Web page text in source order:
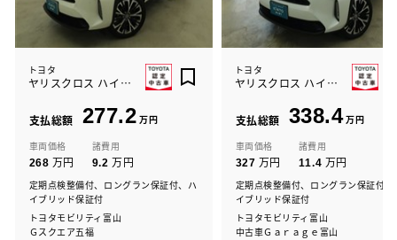
トヨタ
ヤリスクロス ハイブリッド Z
支払総額 277.2 万円
車両価格
268 万円
諸費用
9.2 万円
定期点検整備付、ロングラン保証付、ハ
イブリッド保証付
トヨタモビリティ富山
Ｇスクエア五福
トヨタ
ヤリスクロス ハイブリッド Z
支払総額 338.4万円
車両価格
327 万円
諸費用
11.4 万円
定期点検整備付、ロングラン保証付、
イブリッド保証付
トヨタモビリティ富山
中古車Ｇａｒａｇｅ富山